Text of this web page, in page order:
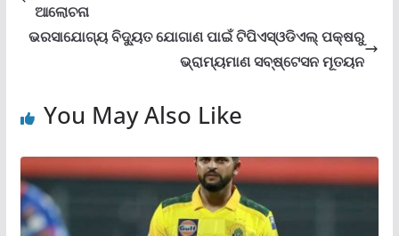
ଆଲୋଚନା
ଭରସାଯୋଗ୍ୟ ବିଦ୍ୟୁତ ଯୋଗାଣ ପାଇଁ ଟିପିଏସ୍‌ଓଡିଏଲ୍ ପକ୍ଷରୁ
ଭ୍ରାମ୍ୟମାଣ ସବ୍‌ଷ୍ଟେସନ ମୂତୟନ
You May Also Like